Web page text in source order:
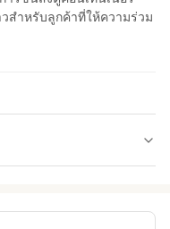
สำหรับลูกค้าที่ให้ความร่วม